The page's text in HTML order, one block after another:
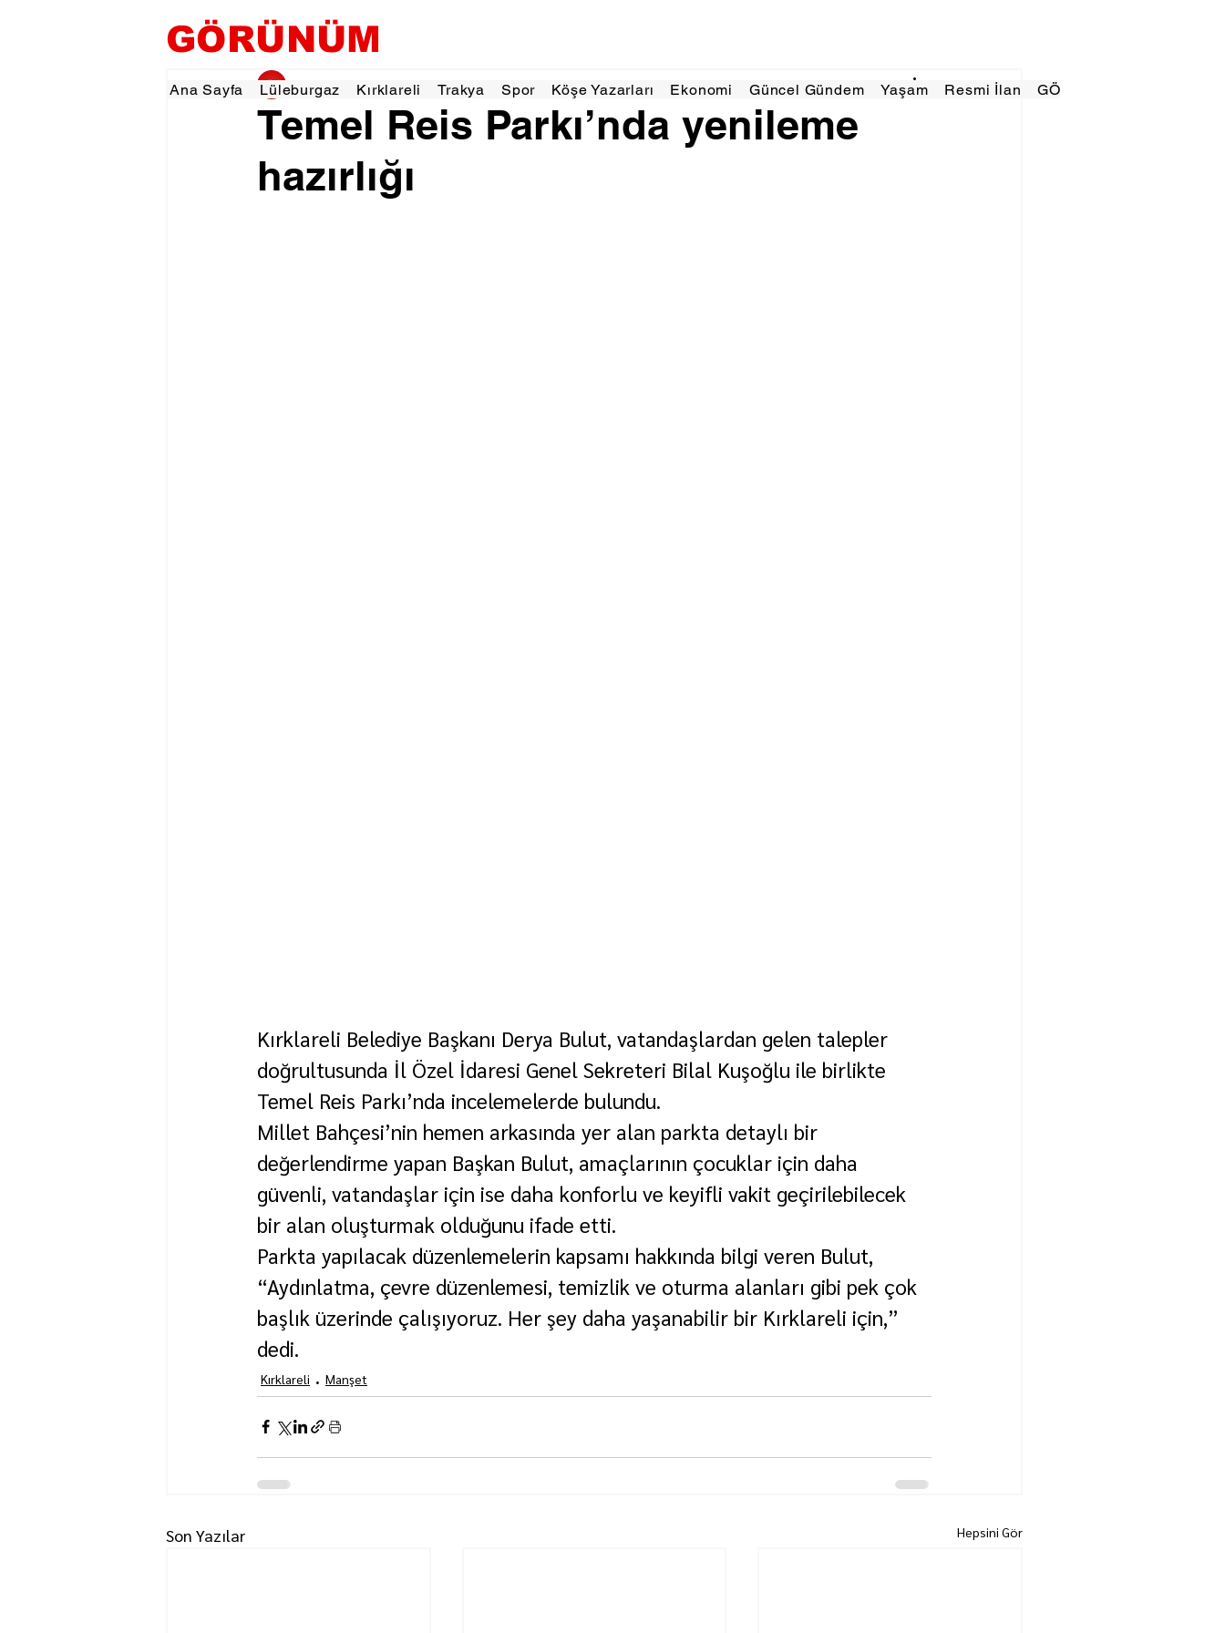
GÖRÜNÜM
Ana Sayfa Lüleburgaz Kırklareli Trakya Spor Köşe Yazarları Ekonomi Güncel Gündem Yaşam Resmi İlan GÖRÜNÜMTV
Temel Reis Parkı’nda yenileme
hazırlığı
gorunumhaber 13 Haz 2025 1 dakikada okunur
Kırklareli Belediye Başkanı Derya Bulut, vatandaşlardan gelen talepler
doğrultusunda İl Özel İdaresi Genel Sekreteri Bilal Kuşoğlu ile birlikte
Temel Reis Parkı’nda incelemelerde bulundu.
Millet Bahçesi’nin hemen arkasında yer alan parkta detaylı bir
değerlendirme yapan Başkan Bulut, amaçlarının çocuklar için daha
güvenli, vatandaşlar için ise daha konforlu ve keyifli vakit geçirilebilecek
bir alan oluşturmak olduğunu ifade etti.
Parkta yapılacak düzenlemelerin kapsamı hakkında bilgi veren Bulut,
“Aydınlatma, çevre düzenlemesi, temizlik ve oturma alanları gibi pek çok
başlık üzerinde çalışıyoruz. Her şey daha yaşanabilir bir Kırklareli için,”
dedi.
Kırklareli Manşet
Son Yazılar Hepsini Gör